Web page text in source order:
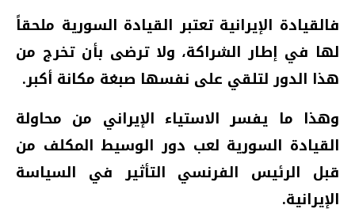
فالقيادة الإيرانية تعتبر القيادة السورية ملحقاً
لها في إطار الشراكة، ولا ترضى بأن تخرج من
هذا الدور لتلقي على نفسها صبغة مكانة أكبر.
وهذا ما يفسر الاستياء الإيراني من محاولة
القيادة السورية لعب دور الوسيط المكلف من
قبل الرئيس الفرنسي التأثير في السياسة
الإيرانية.